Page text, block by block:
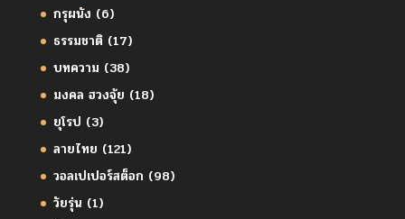
กรุผนัง (6)
ธรรมชาติ(17)
บทความ (38)
มงคล ฮวงจุ้ย (18)
ยุโรป (3)
ลายไทย (121)
วอลเปเปอร์สต็อก (98)
วัยรุ่น (1)